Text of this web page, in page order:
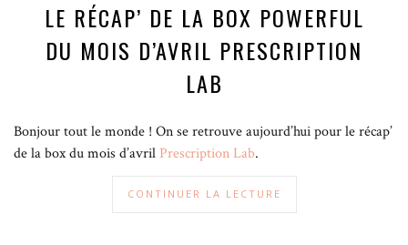
LE RÉCAP’ DE LA BOX POWERFUL
DU MOIS D’AVRIL PRESCRIPTION
LAB
Bonjour tout le monde ! On se retrouve aujourd’hui pour le récap’
de la box du mois d’avril Prescription Lab.
CONTINUER LA LECTURE